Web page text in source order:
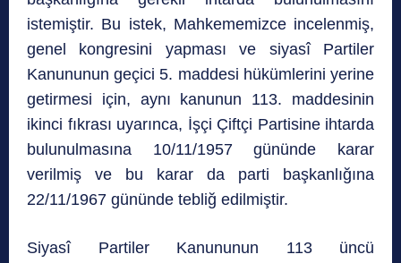
istemiştir. Bu istek, Mahkememizce incelenmiş,
genel kongresini yapması ve siyasî Partiler
Kanununun geçici 5. maddesi hükümlerini yerine
getirmesi için, aynı kanunun 113. maddesinin
ikinci fıkrası uyarınca, İşçi Çiftçi Partisine ihtarda
bulunulmasına 10/11/1957 gününde karar
verilmiş ve bu karar da parti başkanlığına
22/11/1967 gününde tebliğ edilmiştir.
Siyasî Partiler Kanununun 113 üncü